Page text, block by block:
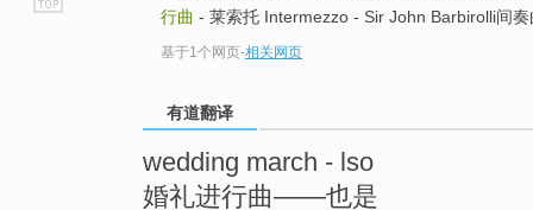
行曲 - 莱索托 Intermezzo - Sir John Barbirolli间
基于1个网页-相关网页
有道翻译
wedding march - lso
婚礼进行曲——也是